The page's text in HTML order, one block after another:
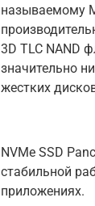
называемому
3D TLC NAND
значительно
жестких
NVMe SSD
стабильной
приложениях.